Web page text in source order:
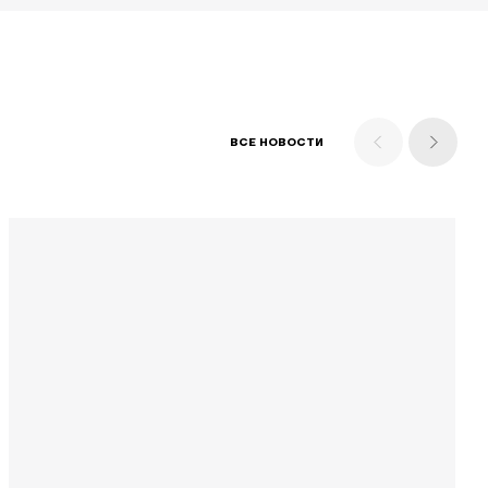
ВСЕ НОВОСТИ